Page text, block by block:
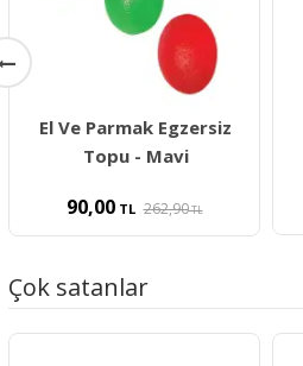
El Ve Parmak Egzersiz
Topu - Mavi
90,00TL 262,90TL
Çok satanlar